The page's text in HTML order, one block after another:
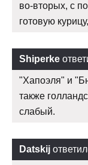
во-вторых, с
готовую
Shiperke
"Хапоэля" и
также
слабый.
Datskij